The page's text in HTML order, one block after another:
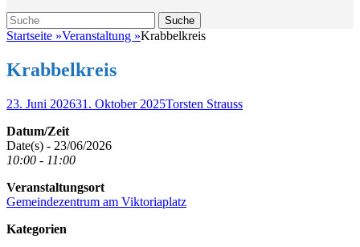
Suche
Suche
nach:
Startseite »Veranstaltung »Krabbelkreis
Krabbelkreis
Veröffentlicht
23. Juni 202631. Oktober 2025Autor
Torsten Strauss
Datum/Zeit
Date(s) - 23/06/2026
10:00 - 11:00
Veranstaltungsort
Gemeindezentrum am Viktoriaplatz
Kategorien